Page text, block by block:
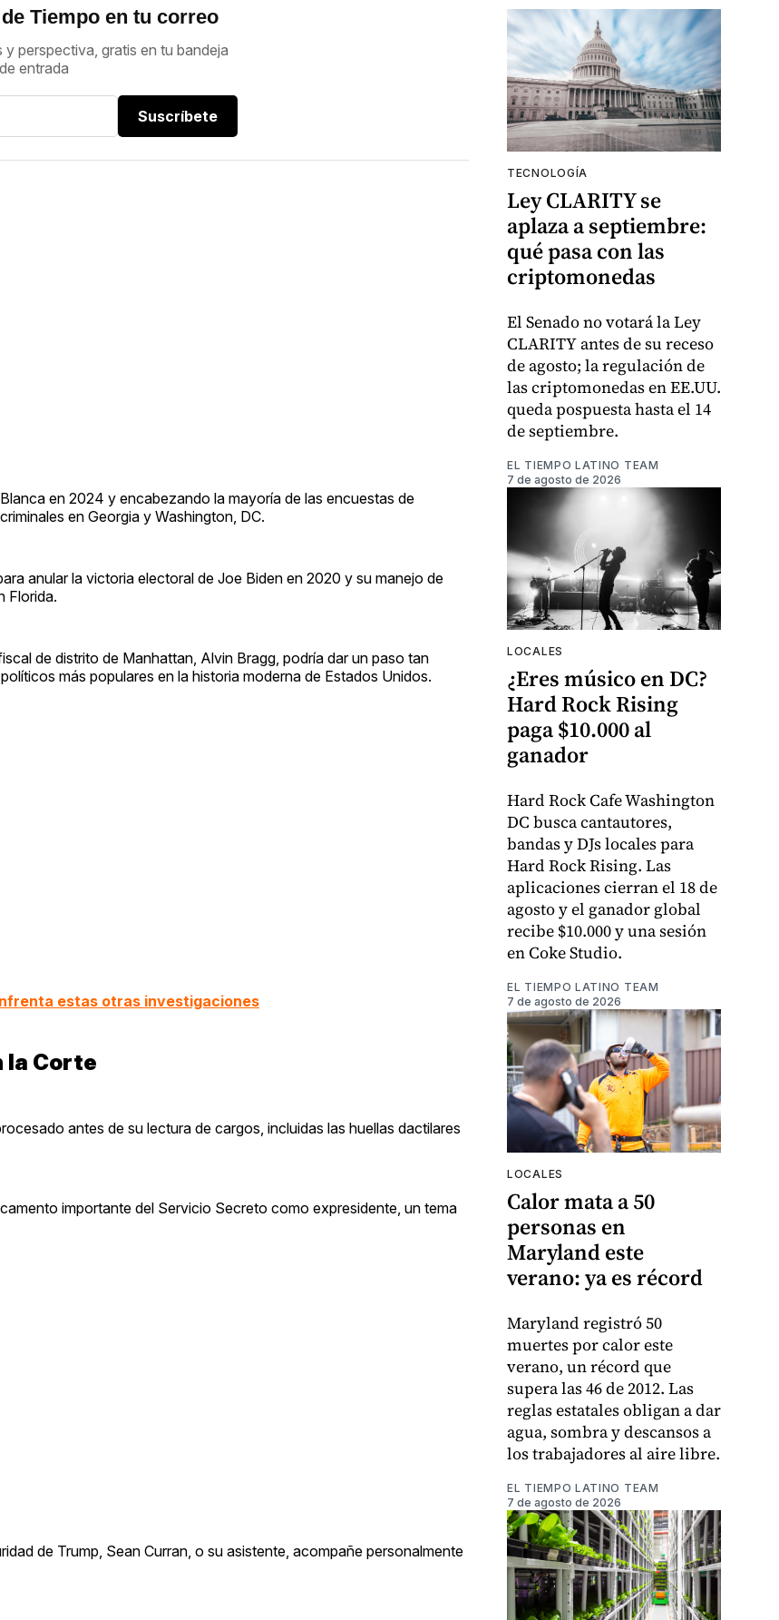
Tiempo en tu correo
y perspectiva, gratis en tu bandeja
de entrada
Suscríbete
en 2024 y encabezando la mayoría de las encuestas de
en Georgia y Washington, DC.
anular la victoria electoral de Joe Biden en 2020 y su manejo de
Florida.
de distrito de Manhattan, Alvin Bragg, podría dar un paso tan
más populares en la historia moderna de Estados Unidos.
estas otras investigaciones
la Corte
antes de su lectura de cargos, incluidas las huellas dactilares
importante del Servicio Secreto como expresidente, un tema
de Trump, Sean Curran, o su asistente, acompañe personalmente
TECNOLOGÍA
Ley CLARITY se
aplaza a septiembre:
qué pasa con las
criptomonedas
El Senado no votará la Ley
CLARITY antes de su receso
de agosto; la regulación de
las criptomonedas en EE.UU.
queda pospuesta hasta el 14
de septiembre.
EL TIEMPO LATINO TEAM
7 de agosto de 2026
LOCALES
¿Eres músico en DC?
Hard Rock Rising
paga $10.000 al
ganador
Hard Rock Cafe Washington
DC busca cantautores,
bandas y DJs locales para
Hard Rock Rising. Las
aplicaciones cierran el 18 de
agosto y el ganador global
recibe $10.000 y una sesión
en Coke Studio.
EL TIEMPO LATINO TEAM
7 de agosto de 2026
LOCALES
Calor mata a 50
personas en
Maryland este
verano: ya es récord
Maryland registró 50
muertes por calor este
verano, un récord que
supera las 46 de 2012. Las
reglas estatales obligan a dar
agua, sombra y descansos a
los trabajadores al aire libre.
EL TIEMPO LATINO TEAM
7 de agosto de 2026